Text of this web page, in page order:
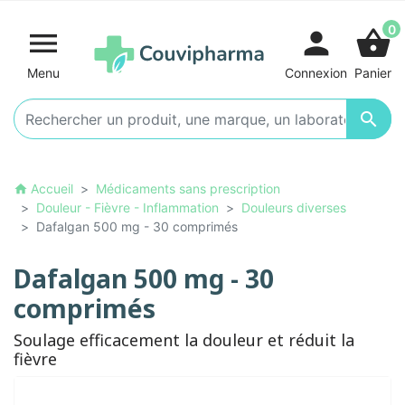

Menu

person
Connexion
shopping_basket0
Panier
home Accueil
Médicaments sans prescription
Douleur - Fièvre - Inflammation
Douleurs diverses
Dafalgan 500 mg - 30 comprimés
Dafalgan 500 mg - 30
comprimés
Soulage efficacement la douleur et réduit la
fièvre